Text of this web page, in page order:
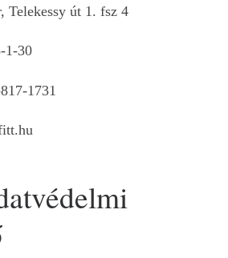
Telekessy út 1. fsz 4
1-30
1731